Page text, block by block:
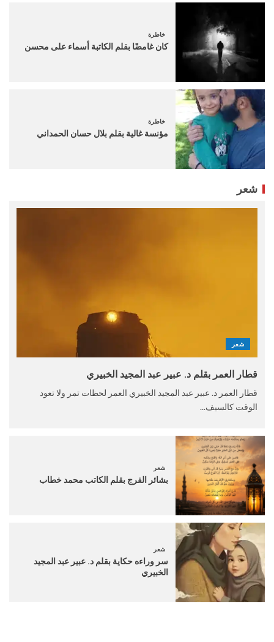
خاطرة
كان غامضًا بقلم الكاتبة أسماء على محسن
خاطرة
مؤنسة غالية بقلم بلال حسان الحمداني
شعر
شعر
قطار العمر بقلم د. عبير عبد المجيد الخبيري
قطار العمر د. عبير عبد المجيد الخبيري العمر لحظات تمر ولا تعود
الوقت كالسيف...
شعر
بشائر الفرج بقلم الكاتب محمد خطاب
شعر
سر وراءه حكاية بقلم د. عبير عبد المجيد
الخبيري